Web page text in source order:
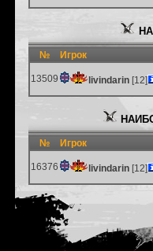
№ Игрок
13509 livindarin [12]
№ Игрок
16376 livindarin [12]